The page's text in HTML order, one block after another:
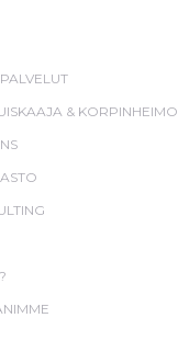
& KORPINHEIMO